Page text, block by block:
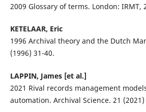
2009 Glossary of terms. London: IRMT,
KETELAAR, Eric
1996 Archival theory and the Dutch
(1996) 31-40.
LAPPIN, James [et al.]
2021 Rival records management
automation. Archival Science. 21 (2021)